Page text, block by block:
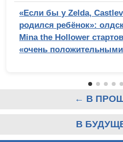
«Если бы у Zelda,
родился ребёнок»:
Mina the Hollower
«очень
← В
В